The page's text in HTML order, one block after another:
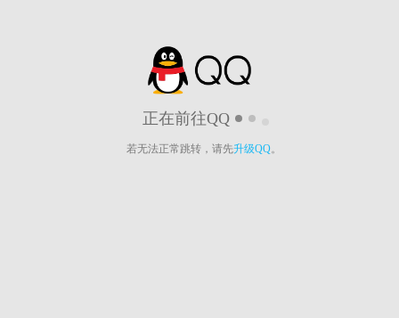
正在前往QQ
若无法正常跳转，请先升级QQ。